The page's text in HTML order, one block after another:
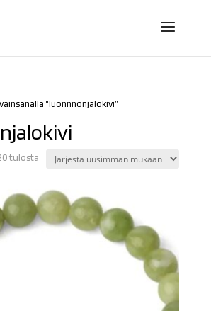
“luonnnonjalokivi”
tulostaSorted
latest